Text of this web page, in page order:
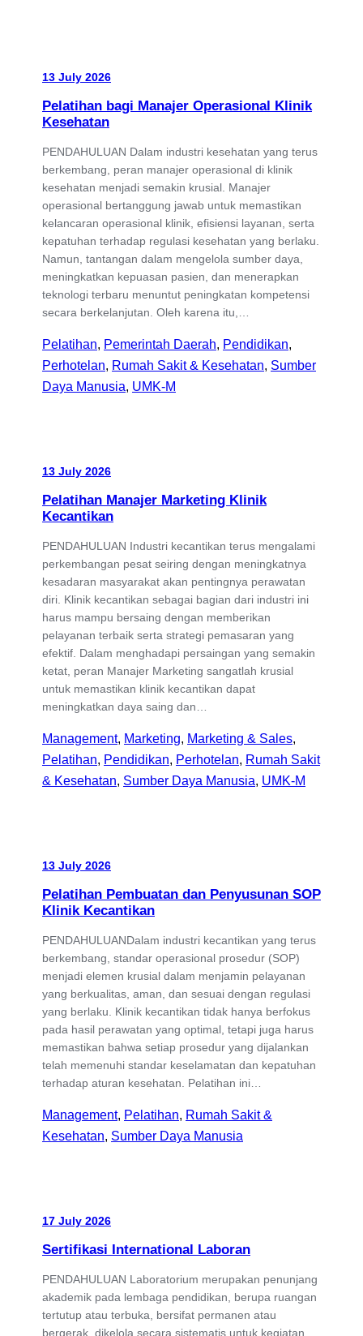
13 July 2026
Pelatihan bagi Manajer Operasional Klinik
Kesehatan
PENDAHULUAN Dalam industri kesehatan yang terus
berkembang, peran manajer operasional di klinik
kesehatan menjadi semakin krusial. Manajer
operasional bertanggung jawab untuk memastikan
kelancaran operasional klinik, efisiensi layanan, serta
kepatuhan terhadap regulasi kesehatan yang berlaku.
Namun, tantangan dalam mengelola sumber daya,
meningkatkan kepuasan pasien, dan menerapkan
teknologi terbaru menuntut peningkatan kompetensi
secara berkelanjutan. Oleh karena itu,…
Pelatihan, Pemerintah Daerah, Pendidikan
Perhotelan, Rumah Sakit & Kesehatan, Sumber
Daya Manusia, UMK-M
13 July 2026
Pelatihan Manajer Marketing Klinik
Kecantikan
PENDAHULUAN Industri kecantikan terus mengalami
perkembangan pesat seiring dengan meningkatnya
kesadaran masyarakat akan pentingnya perawatan
diri. Klinik kecantikan sebagai bagian dari industri ini
harus mampu bersaing dengan memberikan
pelayanan terbaik serta strategi pemasaran yang
efektif. Dalam menghadapi persaingan yang semakin
ketat, peran Manajer Marketing sangatlah krusial
untuk memastikan klinik kecantikan dapat
meningkatkan daya saing dan…
Management, Marketing, Marketing & Sales
Pelatihan, Pendidikan, Perhotelan, Rumah Sakit
& Kesehatan, Sumber Daya Manusia, UMK-M
13 July 2026
Pelatihan Pembuatan dan Penyusunan SOP
Klinik Kecantikan
PENDAHULUANDalam industri kecantikan yang terus
berkembang, standar operasional prosedur (SOP)
menjadi elemen krusial dalam menjamin pelayanan
yang berkualitas, aman, dan sesuai dengan regulasi
yang berlaku. Klinik kecantikan tidak hanya berfokus
pada hasil perawatan yang optimal, tetapi juga harus
memastikan bahwa setiap prosedur yang dijalankan
telah memenuhi standar keselamatan dan kepatuhan
terhadap aturan kesehatan. Pelatihan ini…
Management, Pelatihan, Rumah Sakit &
Kesehatan, Sumber Daya Manusia
17 July 2026
Sertifikasi International Laboran
PENDAHULUAN Laboratorium merupakan penunjang
akademik pada lembaga pendidikan, berupa ruangan
tertutup atau terbuka, bersifat permanen atau
bergerak, dikelola secara sistematis untuk kegiatan